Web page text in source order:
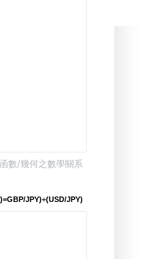
數/幾何之數學關系
JPY)÷(USD/JPY)